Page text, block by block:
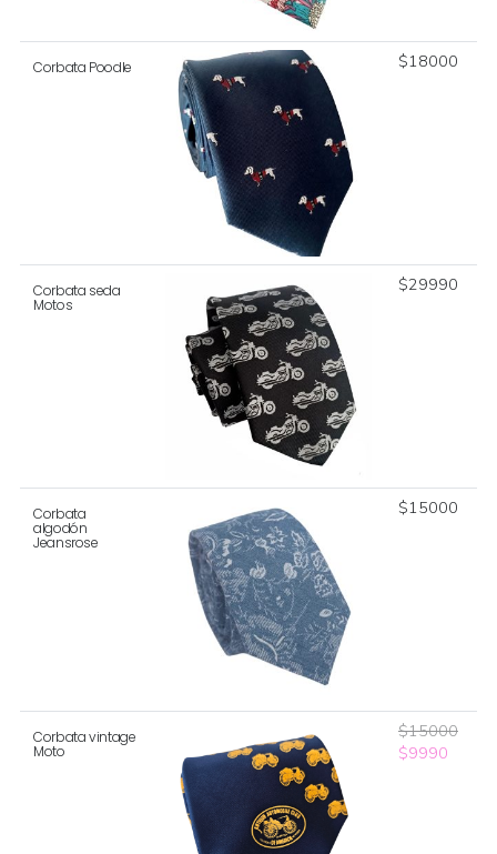
Corbata Poodle $18000
Corbata seda
Motos
$29990
Corbata
algodón
Jeansrose
$15000
Corbata vintage
Moto
$15000
El
$9990